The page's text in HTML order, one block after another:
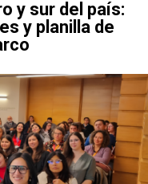
y sur del país:
y planilla de